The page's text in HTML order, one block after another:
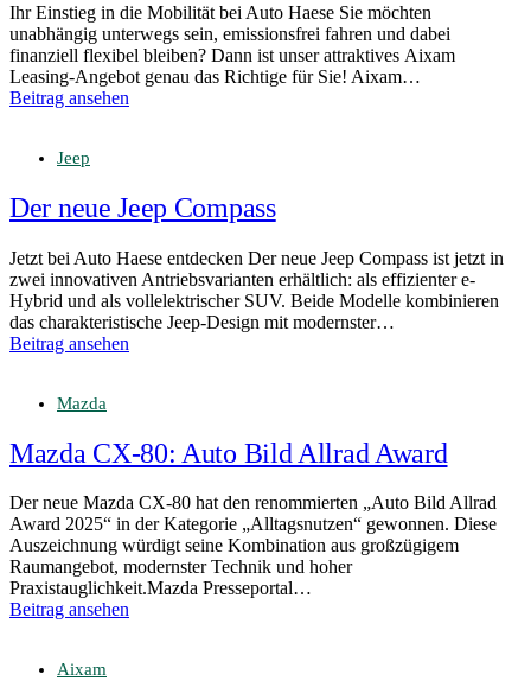
Ihr Einstieg in die Mobilität bei Auto Haese Sie möchten
unabhängig unterwegs sein, emissionsfrei fahren und dabei
finanziell flexibel bleiben? Dann ist unser attraktives Aixam
Leasing-Angebot genau das Richtige für Sie! Aixam…
Beitrag ansehen
Jeep
Der neue Jeep Compass
Jetzt bei Auto Haese entdecken Der neue Jeep Compass ist jetzt in
zwei innovativen Antriebsvarianten erhältlich: als effizienter e-
Hybrid und als vollelektrischer SUV. Beide Modelle kombinieren
das charakteristische Jeep-Design mit modernster…
Beitrag ansehen
Mazda
Mazda CX‑80: Auto Bild Allrad Award
Der neue Mazda CX-80 hat den renommierten „Auto Bild Allrad
Award 2025“ in der Kategorie „Alltagsnutzen“ gewonnen. Diese
Auszeichnung würdigt seine Kombination aus großzügigem
Raumangebot, modernster Technik und hoher
Praxistauglichkeit.Mazda Presseportal…
Beitrag ansehen
Aixam